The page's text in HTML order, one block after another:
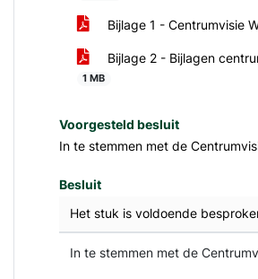
Bijlage 1 - Centrumvisie
Bijlage 2 - Bijlagen
1 MB
Voorgesteld besluit
In te stemmen met de
Besluit
Het stuk is voldoende
In te stemmen met de